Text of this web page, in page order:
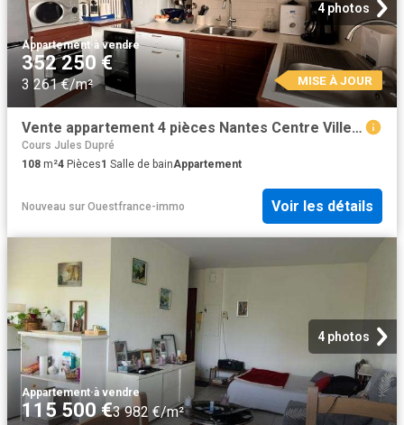
4 photos
Appartement·à vendre
352 250 €
3 261 €/m² MISE À JOUR
Vente appartement 4 pièces Nantes Centre Ville 44
Cours Jules Dupré
108 m²4 Pièces1 Salle de bainAppartement
Nouveau sur Ouestfrance-immo Voir les détails
4 photos
Appartement·à vendre
115 500 €3 982 €/m²